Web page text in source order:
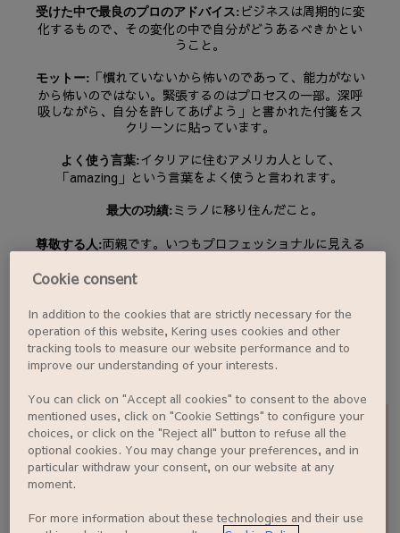
受けた中で最良のプロのアドバイス: ビジネスは周期的に変
化するもので、その変化の中で自分がどうあるべきかとい
うこと。
モットー: 「慣れていないから怖いのであって、能力がない
から怖いのではない。緊張するのはプロセスの一部。深呼
吸しながら、自分を許してあげよう」と書かれた付箋をス
クリーンに貼っています。
よく使う言葉:イタリアに住むアメリカ人として、
「amazing」という言葉をよく使うと言われます。
最大の功績: ミラノに移り住んだこと。
尊敬する人:両親です。いつもプロフェッショナルに見える
アントニーノ、グッチ
音楽からアクセシビリティへ
詳しく見る
Cookie consent
In addition to the cookies that are strictly necessary for the
operation of this website, Kering uses cookies and other
tracking tools to measure our website performance and to
improve our understanding of your interests.
You can click on "Accept all cookies" to consent to the above
mentioned uses, click on "Cookie Settings" to configure your
choices, or click on the "Reject all" button to refuse all the
optional cookies. You may change your preferences, and in
particular withdraw your consent, on our website at any
moment.
For more information about these technologies and their use